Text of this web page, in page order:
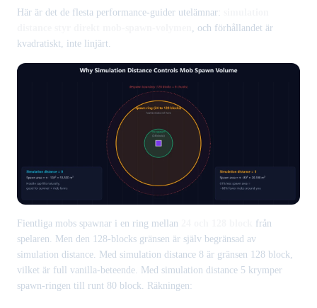
Här är det de flesta performance-guider utelämnar:
, och förhållandet är
kvadratiskt, inte linjärt.
Fientliga mobs spawnar i en ring mellan
från
spelaren. Men den 128-blocks gränsen är själv begränsad av
simulation distance. Med simulation distance 8 är gränsen 128 block,
vilket är full vanilla-beteende. Med simulation distance 5 krymper
spawn-ringen till runt 80 block. Räkningen: